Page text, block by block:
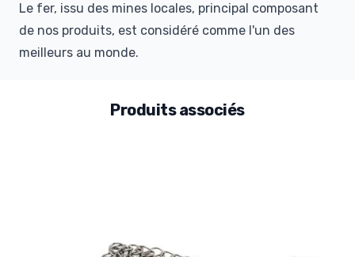
Le fer, issu des mines locales, principal composant
de nos produits, est considéré comme l'un des
meilleurs au monde.
Produits associés